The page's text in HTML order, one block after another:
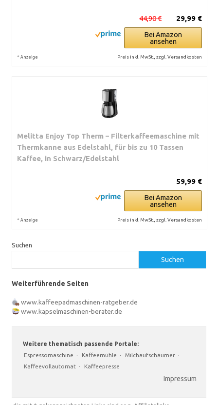
29,99 €
44,90 €
Bei Amazon
ansehen
* Anzeige Preis inkl. MwSt., zzgl. Versandkosten
Melitta Enjoy Top Therm – Filterkaffeemaschine mit
Thermkanne aus Edelstahl, für bis zu 10 Tassen
Kaffee, in Schwarz/Edelstahl
59,99 €
Bei Amazon
ansehen
* Anzeige Preis inkl. MwSt., zzgl. Versandkosten
Suchen
Suchen
Weiterführende Seiten
www.kaffeepadmaschinen-ratgeber.de
www.kapselmaschinen-berater.de
Weitere thematisch passende Portale:
Espressomaschine · Kaffeemühle · Milchaufschäumer ·
Kaffeevollautomat · Kaffeepresse
Impressum